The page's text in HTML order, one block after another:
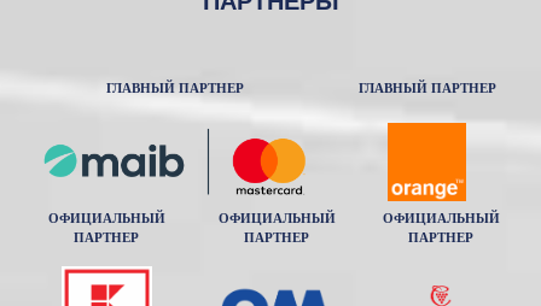
ГЛАВНЫЙ ПАРТНЕР ГЛАВНЫЙ ПАРТНЕР
ОФИЦИАЛЬНЫЙ
ПАРТНЕР
ОФИЦИАЛЬНЫЙ
ПАРТНЕР
ОФИЦИАЛЬНЫЙ
ПАРТНЕР